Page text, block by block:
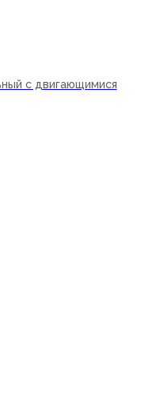
с двигающимися